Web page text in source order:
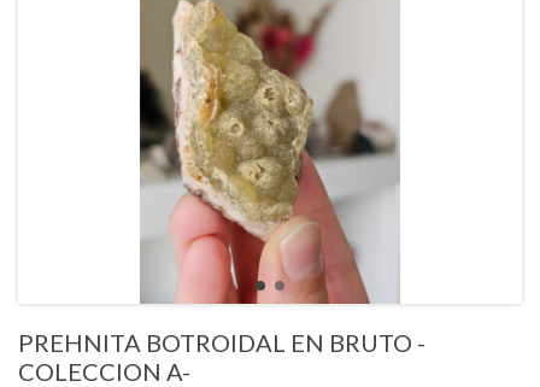
PREHNITA BOTROIDAL EN BRUTO -
COLECCION A-